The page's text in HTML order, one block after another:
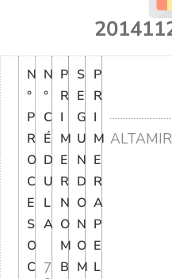
N
°
P
R
O
C
E
S
O
C
N
°
C
É
D
U
L
A
7
P
R
I
M
E
R
N
O
M
B
S
E
G
U
N
D
O
N
O
M
P
R
I
M
E
R
A
P
E
L